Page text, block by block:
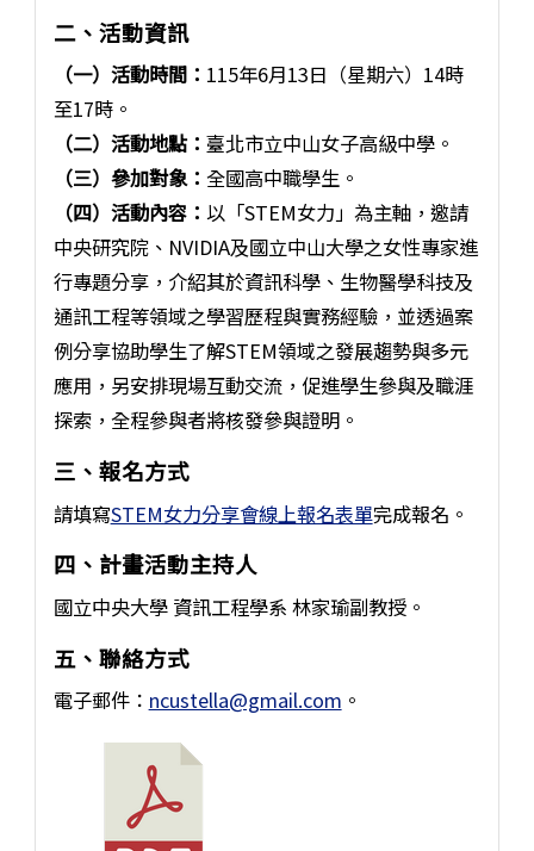
二、活動資訊
（一）活動時間： 115年6月13日（星期六）14時
至17時。
（二）活動地點： 臺北市立中山女子高級中學。
（三）參加對象： 全國高中職學生。
（四）活動內容： 以「STEM女力」為主軸，邀請
中央研究院、NVIDIA及國立中山大學之女性專家進
行專題分享，介紹其於資訊科學、生物醫學科技及
通訊工程等領域之學習歷程與實務經驗，並透過案
例分享協助學生了解STEM領域之發展趨勢與多元
應用，另安排現場互動交流，促進學生參與及職涯
探索，全程參與者將核發參與證明。
三、報名方式
請填寫STEM女力分享會線上報名表單完成報名。
四、計畫活動主持人
國立中央大學 資訊工程學系 林家瑜副教授。
五、聯絡方式
電子郵件： ncustella@gmail.com 。